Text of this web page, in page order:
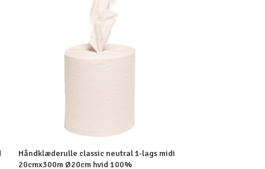
Håndklæderulle classic neutral 1-lags midi
20cmx300m Ø20cm hvid 100%